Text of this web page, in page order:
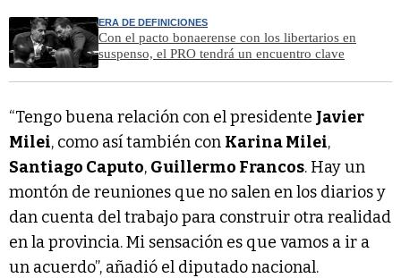
ERA DE DEFINICIONES
Con el pacto bonaerense con los libertarios en
suspenso, el PRO tendrá un encuentro clave
“Tengo buena relación con el presidente Javier
Milei, como así también con Karina Milei,
Santiago Caputo, Guillermo Francos. Hay un
montón de reuniones que no salen en los diarios y
dan cuenta del trabajo para construir otra realidad
en la provincia. Mi sensación es que vamos a ir a
un acuerdo”, añadió el diputado nacional.